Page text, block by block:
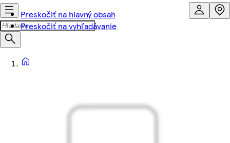
Preskočiť na hlavný obsah
Preskočiť na vyhľadávanie